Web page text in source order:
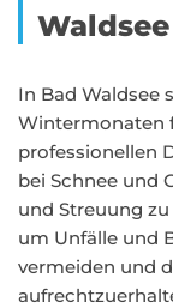
Waldsee
In Bad Waldsee
Wintermonaten
professionellen
bei Schnee und
und Streuung
um Unfälle und
vermeiden und